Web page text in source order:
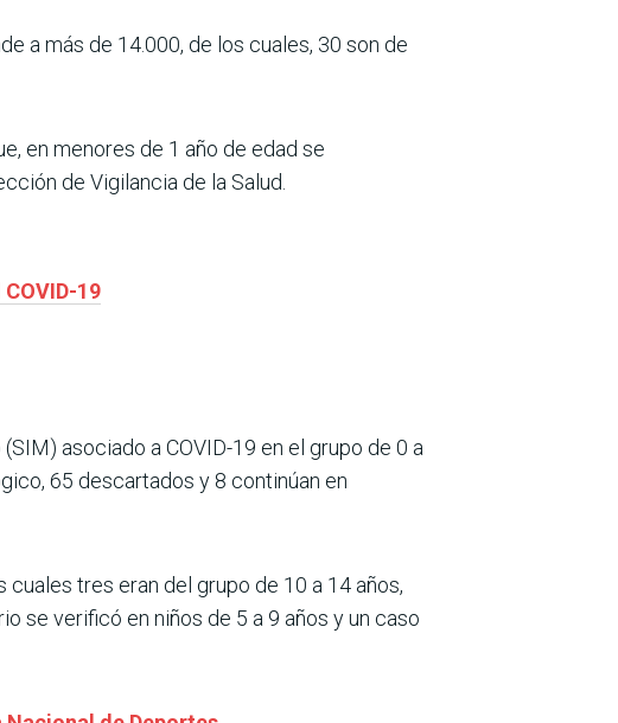
a más de 14.000, de los cuales, 30 son de
en menores de 1 año de edad se
de Vigilancia de la Salud.
19
asociado a COVID-19 en el grupo de 0 a
65 descartados y 8 continúan en
tres eran del grupo de 10 a 14 años,
se verificó en niños de 5 a 9 años y un caso